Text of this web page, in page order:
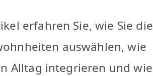
erfahren Sie, wie Sie die
auswählen, wie
Alltag integrieren und wie